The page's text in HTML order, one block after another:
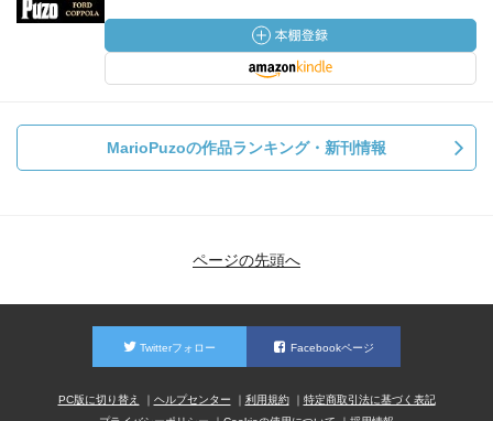
MarioPuzoの作品ランキング・新刊情報
ページの先頭へ
Twitterフォロー Facebookページ
PC版に切り替え ヘルプセンター 利用規約
特定商取引法に基づく表記